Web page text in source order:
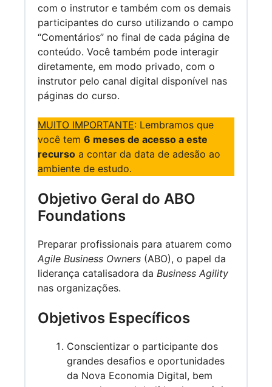
com o instrutor e também com os demais
participantes do curso utilizando o campo
“Comentários” no final de cada página de
conteúdo. Você também pode interagir
diretamente, em modo privado, com o
instrutor pelo canal digital disponível nas
páginas do curso.
MUITO IMPORTANTE: Lembramos que
você tem 6 meses de acesso a este
recurso a contar da data de adesão ao
ambiente de estudo.
Objetivo Geral do ABO
Foundations
Preparar profissionais para atuarem como
Agile Business Owners (ABO), o papel da
liderança catalisadora da Business Agility
nas organizações.
Objetivos Específicos
Conscientizar o participante dos
grandes desafios e oportunidades
da Nova Economia Digital, bem